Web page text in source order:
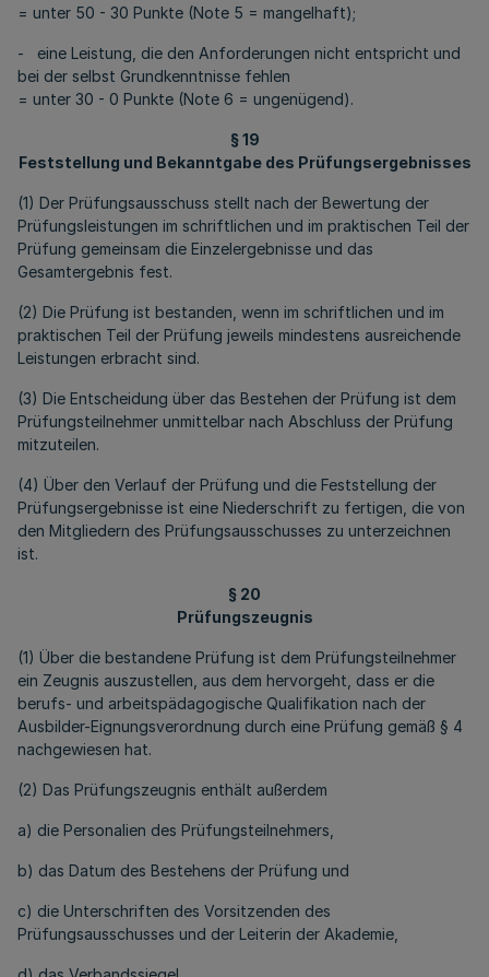
= unter 50 - 30 Punkte (Note 5 = mangelhaft);
- eine Leistung, die den Anforderungen nicht entspricht und
bei der selbst Grundkenntnisse fehlen
= unter 30 - 0 Punkte (Note 6 = ungenügend).
§ 19
Feststellung und Bekanntgabe des Prüfungsergebnisses
(1) Der Prüfungsausschuss stellt nach der Bewertung der
Prüfungsleistungen im schriftlichen und im praktischen Teil der
Prüfung gemeinsam die Einzelergebnisse und das
Gesamtergebnis fest.
(2) Die Prüfung ist bestanden, wenn im schriftlichen und im
praktischen Teil der Prüfung jeweils mindestens ausreichende
Leistungen erbracht sind.
(3) Die Entscheidung über das Bestehen der Prüfung ist dem
Prüfungsteilnehmer unmittelbar nach Abschluss der Prüfung
mitzuteilen.
(4) Über den Verlauf der Prüfung und die Feststellung der
Prüfungsergebnisse ist eine Niederschrift zu fertigen, die von
den Mitgliedern des Prüfungsausschusses zu unterzeichnen
ist.
§ 20
Prüfungszeugnis
(1) Über die bestandene Prüfung ist dem Prüfungsteilnehmer
ein Zeugnis auszustellen, aus dem hervorgeht, dass er die
berufs- und arbeitspädagogische Qualifikation nach der
Ausbilder-Eignungsverordnung durch eine Prüfung gemäß § 4
nachgewiesen hat.
(2) Das Prüfungszeugnis enthält außerdem
a) die Personalien des Prüfungsteilnehmers,
b) das Datum des Bestehens der Prüfung und
c) die Unterschriften des Vorsitzenden des
Prüfungsausschusses und der Leiterin der Akademie,